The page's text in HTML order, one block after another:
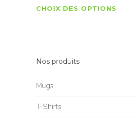
CHOIX DES OPTIONS
Nos produits
Mugs
T-Shirts